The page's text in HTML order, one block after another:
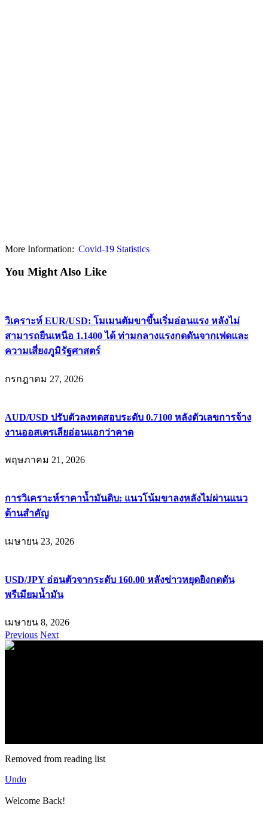
More Information: Covid-19 Statistics
You Might Also Like
วิเคราะห์ EUR/USD: โมเมนตัมขาขึ้นเริ่มอ่อนแรง หลังไม่
สามารถยืนเหนือ 1.1400 ได้ ท่ามกลางแรงกดดันจากเฟดและ
ความเสี่ยงภูมิรัฐศาสตร์
กรกฎาคม 27, 2026
AUD/USD ปรับตัวลงทดสอบระดับ 0.7100 หลังตัวเลขการจ้าง
งานออสเตรเลียอ่อนแอกว่าคาด
พฤษภาคม 21, 2026
การวิเคราะห์ราคาน้ำมันดิบ: แนวโน้มขาลงหลังไม่ผ่านแนว
ต้านสำคัญ
เมษายน 23, 2026
USD/JPY อ่อนตัวจากระดับ 160.00 หลังข่าวหยุดยิงกดดัน
พรีเมียมน้ำมัน
เมษายน 8, 2026
Previous Next
Removed from reading list
Undo
Welcome Back!